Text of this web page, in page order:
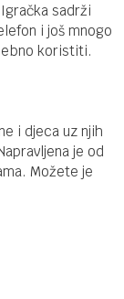
sadrži
i još mnogo
koristiti.
i djeca uz njih
je od
Možete je